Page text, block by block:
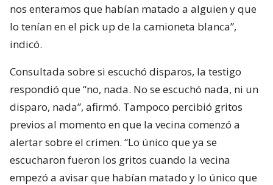
nos enteramos que habían matado a alguien y que
lo tenían en el pick up de la camioneta blanca”,
indicó.
Consultada sobre si escuchó disparos, la testigo
respondió que “no, nada. No se escuchó nada, ni un
disparo, nada”, afirmó. Tampoco percibió gritos
previos al momento en que la vecina comenzó a
alertar sobre el crimen. “Lo único que ya se
escucharon fueron los gritos cuando la vecina
empezó a avisar que habían matado y lo único que